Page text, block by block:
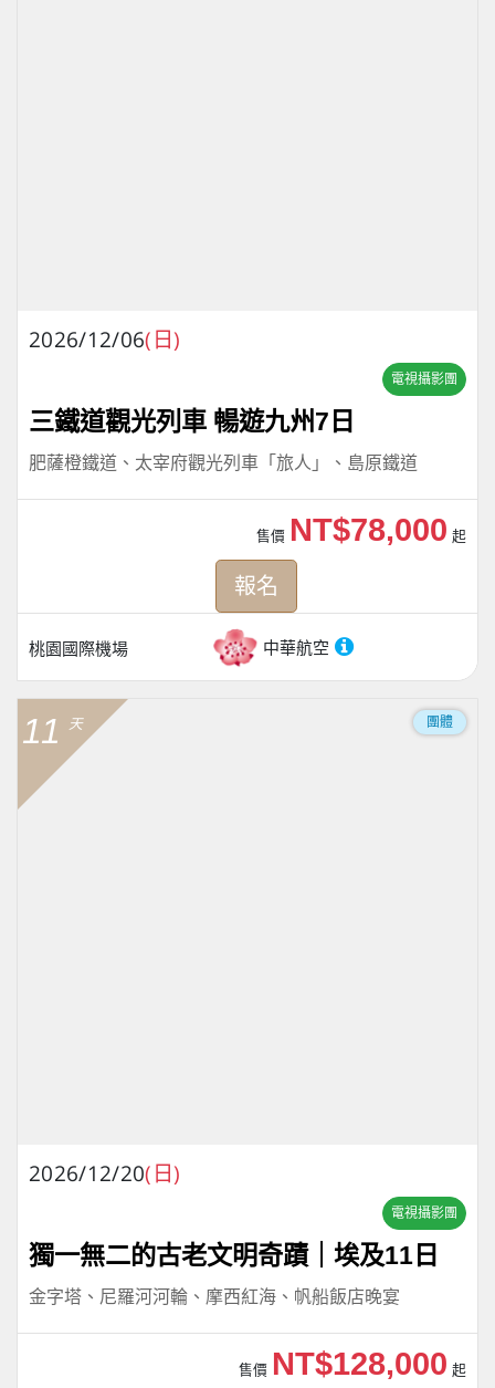
2026/12/06(日)
電視攝影團
三鐵道觀光列車 暢遊九州7日
肥薩橙鐵道、太宰府觀光列車「旅人」、島原鐵道
桃園國際機場 中華航空
售價 NT$78,000 起
報名
11 天 團體
2026/12/20(日)
電視攝影團
獨一無二的古老文明奇蹟｜埃及11日
金字塔、尼羅河河輪、摩西紅海、帆船飯店晚宴
售價 NT$128,000 起